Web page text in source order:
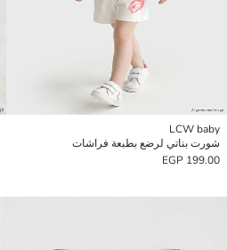
LCW baby
شورت بناتي لرضع بطبعة فراشات
199.00 EGP